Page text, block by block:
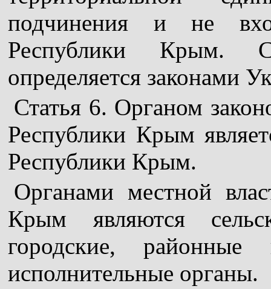
подчинения и не
Республики Крым.
определяется законами
Статья 6. Органом
Республики Крым
Республики Крым.
Органами местной
Крым являются
городские,
исполнительные органы.